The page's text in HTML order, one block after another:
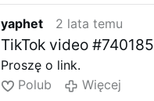
yaphet 2 lata temu
TikTok video
Proszę o link.
Polub
Więcej